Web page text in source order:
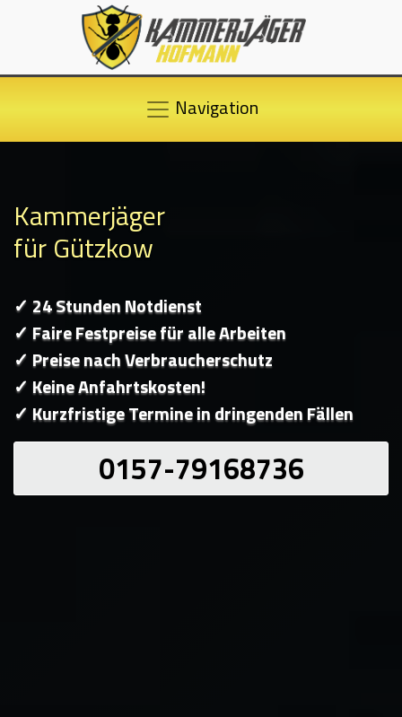
Navigation
Kammerjäger
für Gützkow
✓ 24 Stunden Notdienst
✓ Faire Festpreise für alle Arbeiten
✓ Preise nach Verbraucherschutz
✓ Keine Anfahrtskosten!
✓ Kurzfristige Termine in dringenden Fällen
0157-79168736